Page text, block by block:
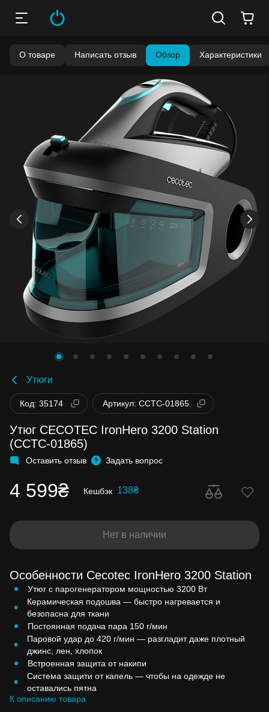
О товаре Написать отзыв Обзор Характеристики
‹ ›
Утюги
Код: 35174 Артикул: CCTC-01865
Утюг CECOTEC IronHero 3200 Station
(CCTC-01865)
Оставить отзыв Задать вопрос
4 599₴ Кешбэк 138₴
Бонусы становятся активными спустя 14 дней после
Баланс можно проверить в личном кабинете в разделе
Накопленными бонусами можно оплатить до 99% стоимости
следующей покупки: детальнее
Нет в наличии
Особенности Cecotec IronHero 3200 Station
Утюг с парогенератором мощностью 3200 Вт
Керамическая подошва — быстро нагревается и
безопасна для ткани
Постоянная подача пара 150 г/мин
Паровой удар до 420 г/мин — разгладит даже плотный
джинс, лен, хлопок
Встроенная защита от накипи
Система защити от капель — чтобы на одежде не
оставались пятна
К описанию товара